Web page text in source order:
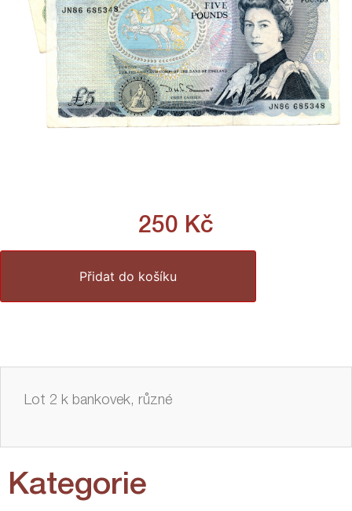
Kategorie
250 Kč
Přidat do košíku
Lot 2 k bankovek, různé